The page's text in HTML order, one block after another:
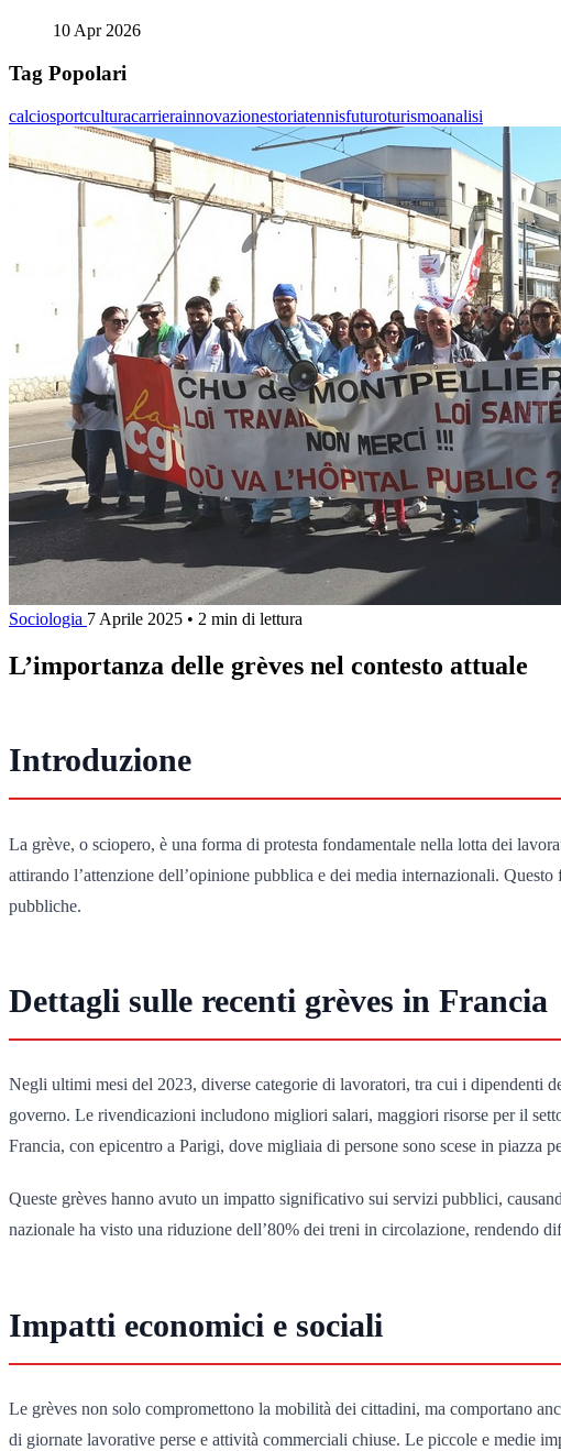
10 Apr 2026
Tag Popolari
calciosportculturacarrierainnovazionestoriatennisfuturoturismoanalisi
Sociologia 7 Aprile 2025 • 2 min di lettura
L’importanza delle grèves nel contesto attuale
Introduzione
La grève, o sciopero, è una forma di protesta fondamentale nella lotta dei
attirando l’attenzione dell’opinione pubblica e dei media internazionali.
pubbliche.
Dettagli sulle recenti grèves in Francia
Negli ultimi mesi del 2023, diverse categorie di lavoratori, tra cui i dipendenti
governo. Le rivendicazioni includono migliori salari, maggiori risorse per il
Francia, con epicentro a Parigi, dove migliaia di persone sono scese in piazza
Queste grèves hanno avuto un impatto significativo sui servizi pubblici,
nazionale ha visto una riduzione dell’80% dei treni in circolazione, rendendo
Impatti economici e sociali
Le grèves non solo compromettono la mobilità dei cittadini, ma comportano
di giornate lavorative perse e attività commerciali chiuse. Le piccole e medie